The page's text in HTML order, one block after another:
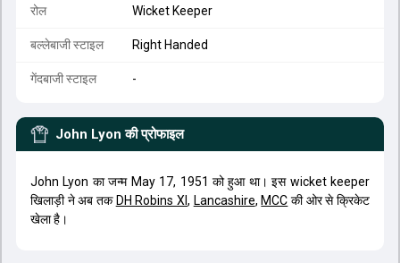
रोल Wicket Keeper
बल्लेबाजी स्टाइल Right Handed
गेंदबाजी स्टाइल -
John Lyon की प्रोफाइल
John Lyon का जन्म May 17, 1951 को हुआ था। इस wicket keeper
खिलाड़ी ने अब तक DH Robins XI, Lancashire, MCC की ओर से क्रिकेट
खेला है।